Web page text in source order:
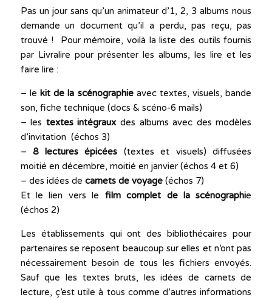
Pas un jour sans qu’un animateur d’1, 2, 3 albums nous
demande un document qu’il a perdu, pas reçu, pas
trouvé ! Pour mémoire, voilà la liste des outils fournis
par Livralire pour présenter les albums, les lire et les
faire lire :
– le kit de la scénographieavec textes, visuels, bande
son, fiche technique (docs & scéno-6 mails)
– les textes intégraux des albums avec des modèles
d’invitation (échos 3)
–8 lectures épicées (textes et visuels) diffusées
moitié en décembre, moitié en janvier (échos 4 et 6)
– des idées de carnets de voyage(échos 7)
Et le lien vers le film complet de la scénographie
(échos 2)
Les établissements qui ont des bibliothécaires pour
partenaires se reposent beaucoup sur elles et n’ont pas
nécessairement besoin de tous les fichiers envoyés.
Sauf que les textes bruts, les idées de carnets de
lecture, ç’est utile à tous comme d’autres informations